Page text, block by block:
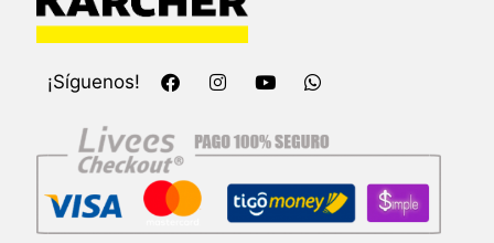
¡Síguenos!
F
a
b
o
o
k
I
n
a
m
Y
o
u
e
W
h
s
p
p